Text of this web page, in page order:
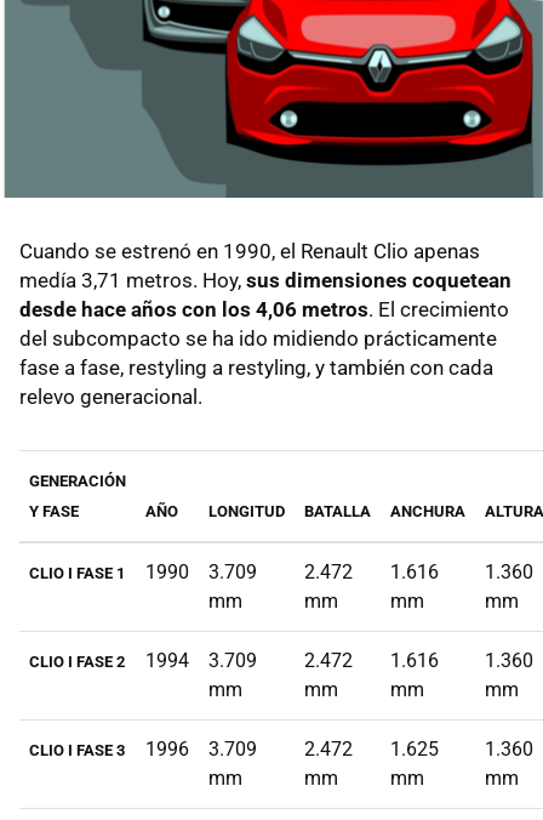
Cuando se estrenó en 1990, el Renault Clio apenas
medía 3,71 metros. Hoy, sus dimensiones coquetean
desde hace años con los 4,06 metros. El crecimiento
del subcompacto se ha ido midiendo prácticamente
fase a fase, restyling a restyling, y también con cada
relevo generacional.
GENERACIÓN
Y FASE
AÑO LONGITUD BATALLA ANCHURA ALTURA
CLIO I FASE 1 1990
3.709
mm
2.472
mm
1.616
mm
1.360
mm
CLIO I FASE 2 1994
3.709
mm
2.472
mm
1.616
mm
1.360
mm
CLIO I FASE 3 1996
3.709
mm
2.472
mm
1.625
mm
1.360
mm